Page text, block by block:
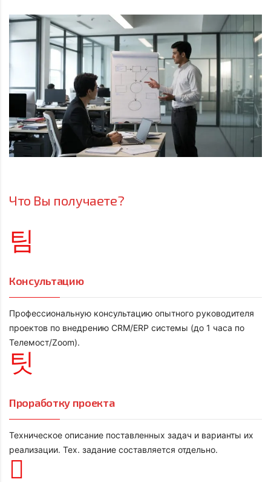
Что Вы получаете?
Консультацию
Профессиональную консультацию опытного руководителя
проектов по внедрению CRM/ERP системы (до 1 часа по
Телемост/Zoom).
Проработку проекта
Техническое описание поставленных задач и варианты их
реализации. Тех. задание составляется отдельно.